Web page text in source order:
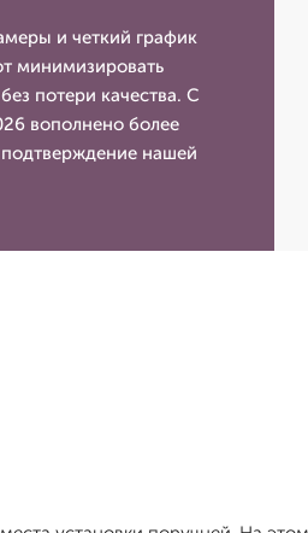
и четкий график
минимизировать
потери качества. С
вополнено более
нашей